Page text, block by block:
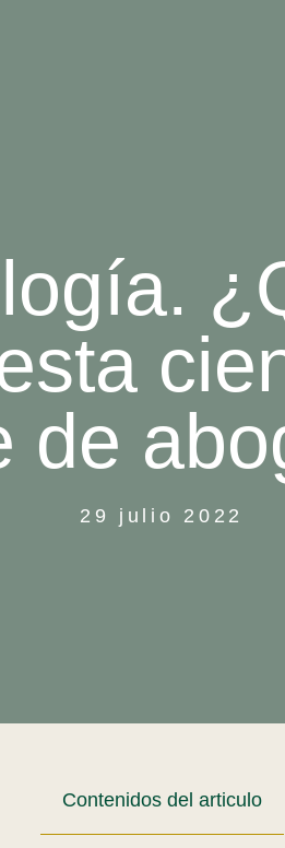
de
29 julio 2022
Contenidos del articulo